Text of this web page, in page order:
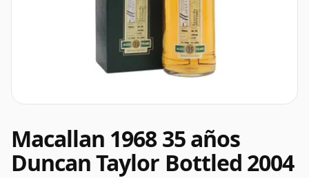
Macallan 1968 35 años
Duncan Taylor Bottled 2004